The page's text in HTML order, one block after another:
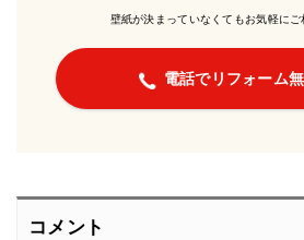
壁紙が決まっていなくてもお気軽にご
電話でリフォーム
コメント